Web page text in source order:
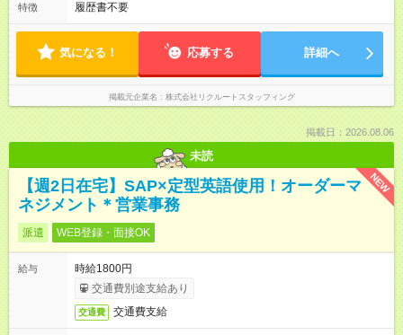
特徴 履歴書不要
気になる！ 応募する 詳細へ
掲載元企業名 株式会社リクルートスタッフィング
掲載日：2026.08.06
未読
NEW
【週2日在宅】SAP×定型英語使用！オーダーマ
ネジメント＊営業事務
派遣 WEB登録・面接OK
給与
時給1800円
交通費別途支給あり
交通費 交通費支給